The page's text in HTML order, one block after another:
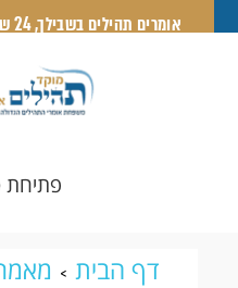
אומרים תהילים בשבילך, 24 שעות ביממה | 1-700-700-721
פתיחת
דף הבית